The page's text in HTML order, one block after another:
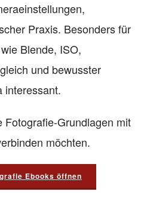
Praxis. Besonders für
Blende, ISO,
und bewusster
interessant.
Grundlagen mit
möchten.
Ebooks öffnen